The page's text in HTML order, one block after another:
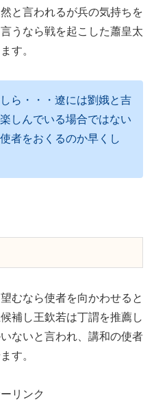
と言われるが兵の気持ちを
うなら戦を起こした蕭皇太
す。
ら・・・遼には劉娥と吉
しんでいる場合ではない
者をおくるのか早くし
むなら使者を向かわせると
補し王欽若は丁謂を推薦し
ないと言われ、講和の使者
す。
リンク